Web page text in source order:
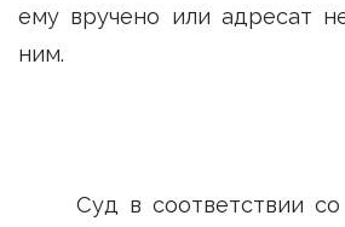
ему вручено или адресат
ним.
Суд в соответствии